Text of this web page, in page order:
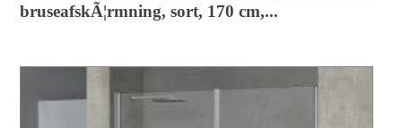
bruseafskÃ¦rmning, sort, 170 cm,...